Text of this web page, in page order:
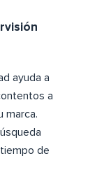
ayuda a
a
marca.
de